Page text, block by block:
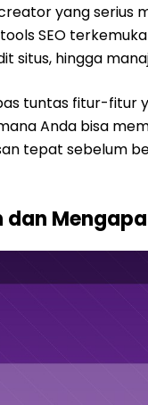
yang serius
SEO
situs, hingga
tuntas fitur-fitur
Anda bisa
tepat sebelum
dan